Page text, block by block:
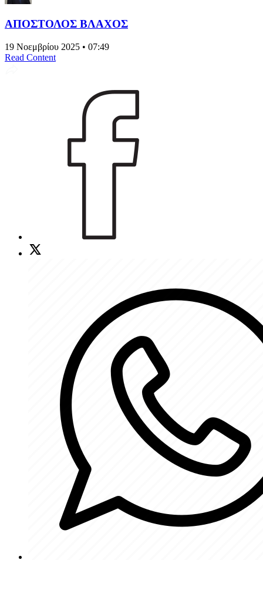
ΑΠΟΣΤΟΛΟΣ ΒΛΑΧΟΣ
19 Νοεμβρίου 2025 • 07:49
Read Content